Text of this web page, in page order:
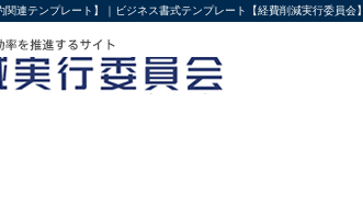
連テンプレート】｜ビジネス書式テンプレート【経費削減実行委員会】